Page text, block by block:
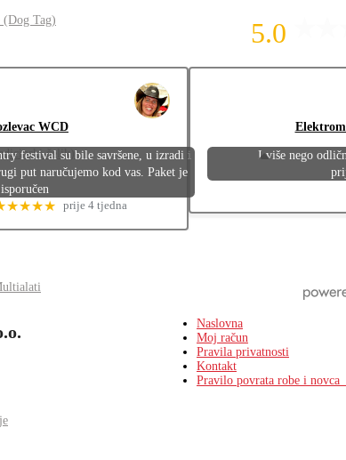
(Dog Tag)
čelik)
5.0
WCD
festival su bile savršene, u izradi i
put naručujemo kod vas. Paket je
isporučen
prije 4 tjedna
I više nego
Naslovna
Moj račun
Pravila privatnosti
Kontakt
Pravilo povrata robe i